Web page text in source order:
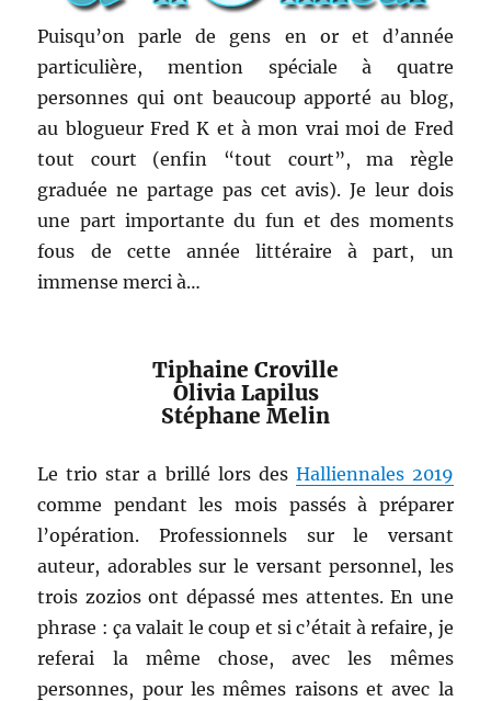
Puisqu’on parle de gens en or et d’année
particulière, mention spéciale à quatre
personnes qui ont beaucoup apporté au blog,
au blogueur Fred K et à mon vrai moi de Fred
tout court (enfin “tout court”, ma règle
graduée ne partage pas cet avis). Je leur dois
une part importante du fun et des moments
fous de cette année littéraire à part, un
immense merci à…
Tiphaine Croville
Olivia Lapilus
Stéphane Melin
Le trio star a brillé lors des Halliennales 2019
comme pendant les mois passés à préparer
l’opération. Professionnels sur le versant
auteur, adorables sur le versant personnel, les
trois zozios ont dépassé mes attentes. En une
phrase : ça valait le coup et si c’était à refaire, je
referai la même chose, avec les mêmes
personnes, pour les mêmes raisons et avec la